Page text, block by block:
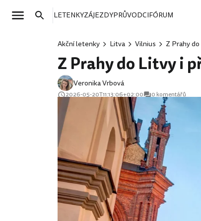
LETENKYZÁJEZDYPRŮVODCIFÓRUM
Akční letenky Litva Vilnius Z Prahy
Z Prahy do Litvy i
Veronika Vrbová
2026-05-20T11:13:06+02:00 0 komentářů